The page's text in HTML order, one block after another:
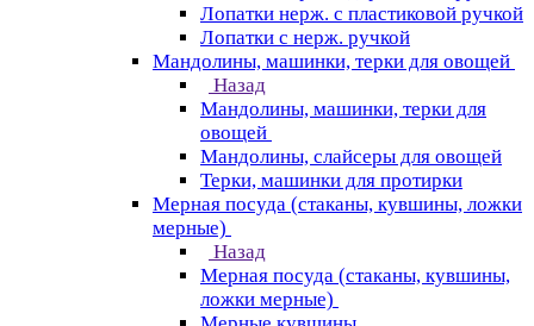
Лопатки нерж. с пластиковой ручкой
Лопатки с нерж. ручкой
Мандолины, машинки, терки для овощей
Назад
Мандолины, машинки, терки для
овощей
Мандолины, слайсеры для овощей
Терки, машинки для протирки
Мерная посуда (стаканы, кувшины, ложки
мерные)
Назад
Мерная посуда (стаканы, кувшины,
ложки мерные)